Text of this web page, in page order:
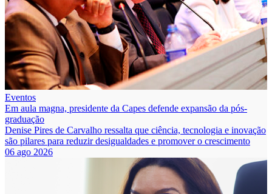
Eventos
Em aula magna, presidente da Capes defende expansão da pós-
graduação
Denise Pires de Carvalho ressalta que ciência, tecnologia e inovação
são pilares para reduzir desigualdades e promover o crescimento
06 ago 2026